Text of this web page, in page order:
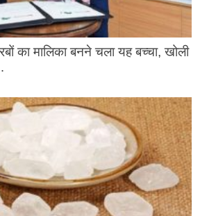
का मालिका बनने चला यह बच्चा, खोली